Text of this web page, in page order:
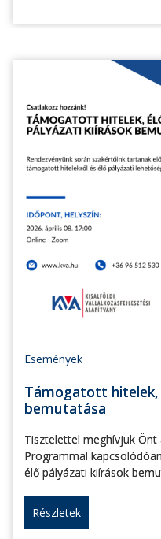
Események
Támogatott hitelek,
bemutatása
Tisztelettel meghívjuk
Programmal
élő pályázati kiírások
Részletek